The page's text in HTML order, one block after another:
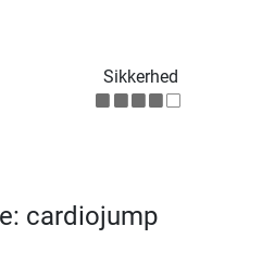
Sikkerhed
cardiojump